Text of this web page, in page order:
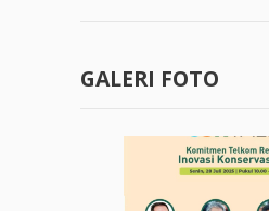
GALERI FOTO